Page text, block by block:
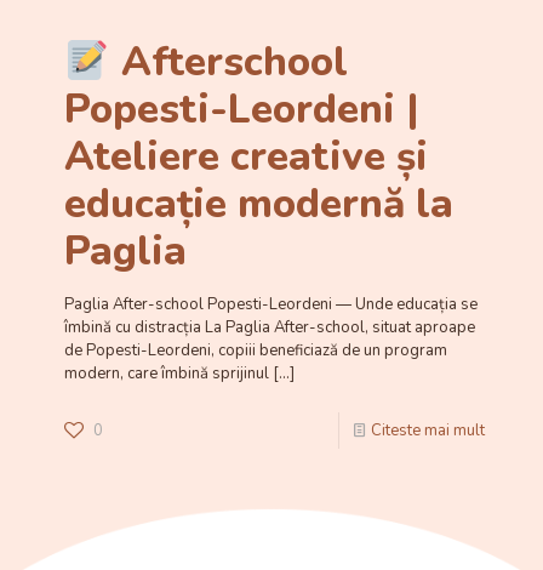
Afterschool
Popesti-Leordeni |
Ateliere creative și
educație modernă la
Paglia
Paglia After-school Popesti-Leordeni — Unde educația se
îmbină cu distracția La Paglia After-school, situat aproape
de Popesti-Leordeni, copiii beneficiază de un program
modern, care îmbină sprijinul […]
0 Citeste mai mult